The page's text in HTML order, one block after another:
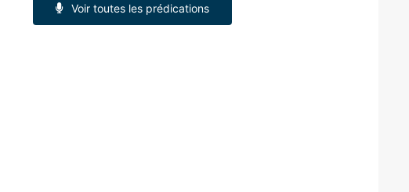
Voir toutes les prédications